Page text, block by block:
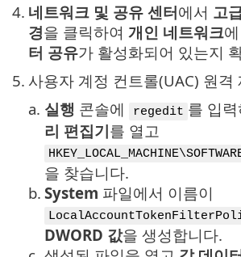
4. 네트워크 및 공유 센터에서 고
경을 클릭하여 개인 네트워크에
터 공유가 활성화되어 있는지
5. 사용자 계정 컨트롤(UAC) 원격
a. 실행 콘솔에 regedit 를 입력
리 편집기를 열고
을 찾습니다.
b. System 파일에서 이름이
DWORD 값을 생성합니다.